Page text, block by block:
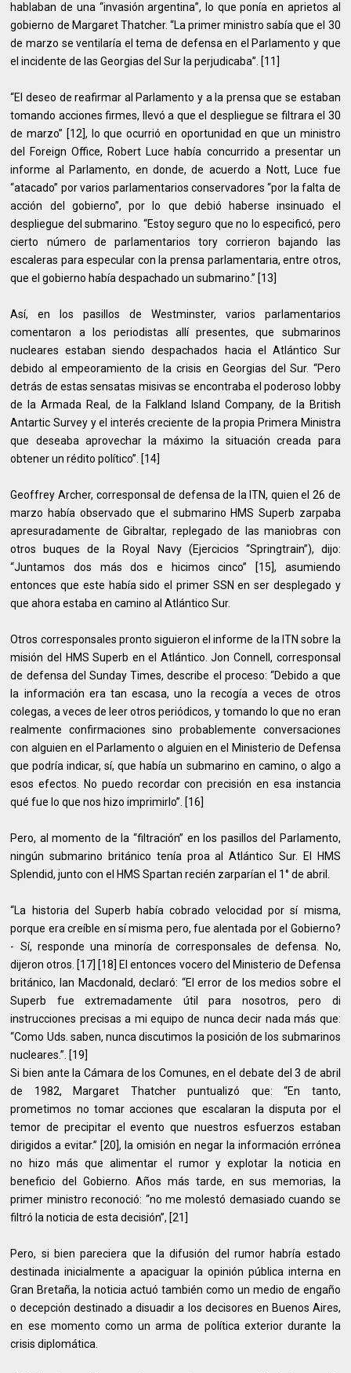
hablaban de una “invasión argentina”, lo que ponía en aprietos al
gobierno de Margaret Thatcher. “La primer ministro sabía que el 30
de marzo se ventilaría el tema de defensa en el Parlamento y que
el incidente de las Georgias del Sur la perjudicaba”. [11]
“El deseo de reafirmar al Parlamento y a la prensa que se estaban
tomando acciones firmes, llevó a que el despliegue se filtrara el 30
de marzo” [12], lo que ocurrió en oportunidad en que un ministro
del Foreign Office, Robert Luce había concurrido a presentar un
informe al Parlamento, en donde, de acuerdo a Nott, Luce fue
“atacado” por varios parlamentarios conservadores “por la falta de
acción del gobierno”, por lo que debió haberse insinuado el
despliegue del submarino. “Estoy seguro que no lo especificó, pero
cierto número de parlamentarios tory corrieron bajando las
escaleras para especular con la prensa parlamentaria, entre otros,
que el gobierno había despachado un submarino.” [13]
Así, en los pasillos de Westminster, varios parlamentarios
comentaron a los periodistas allí presentes, que submarinos
nucleares estaban siendo despachados hacia el Atlántico Sur
debido al empeoramiento de la crisis en Georgias del Sur. “Pero
detrás de estas sensatas misivas se encontraba el poderoso lobby
de la Armada Real, de la Falkland Island Company, de la British
Antartic Survey y el interés creciente de la propia Primera Ministra
que deseaba aprovechar la máximo la situación creada para
obtener un rédito político”. [14]
Geoffrey Archer, corresponsal de defensa de la ITN, quien el 26 de
marzo había observado que el submarino HMS Superb zarpaba
apresuradamente de Gibraltar, replegado de las maniobras con
otros buques de la Royal Navy (Ejercicios “Springtrain”), dijo:
“Juntamos dos más dos e hicimos cinco” [15], asumiendo
entonces que este había sido el primer SSN en ser desplegado y
que ahora estaba en camino al Atlántico Sur.
Otros corresponsales pronto siguieron el informe de la ITN sobre la
misión del HMS Superb en el Atlántico. Jon Connell, corresponsal
de defensa del Sunday Times, describe el proceso: “Debido a que
la información era tan escasa, uno la recogía a veces de otros
colegas, a veces de leer otros periódicos, y tomando lo que no eran
realmente confirmaciones sino probablemente conversaciones
con alguien en el Parlamento o alguien en el Ministerio de Defensa
que podría indicar, sí, que había un submarino en camino, o algo a
esos efectos. No puedo recordar con precisión en esa instancia
qué fue lo que nos hizo imprimirlo”. [16]
Pero, al momento de la “filtración” en los pasillos del Parlamento,
ningún submarino británico tenía proa al Atlántico Sur. El HMS
Splendid, junto con el HMS Spartan recién zarparían el 1° de abril.
“La historia del Superb había cobrado velocidad por sí misma,
porque era creíble en sí misma pero, fue alentada por el Gobierno?
- Sí, responde una minoría de corresponsales de defensa. No,
dijeron otros. [17] [18] El entonces vocero del Ministerio de Defensa
británico, Ian Macdonald, declaró: “El error de los medios sobre el
Superb fue extremadamente útil para nosotros, pero di
instrucciones precisas a mi equipo de nunca decir nada más que:
“Como Uds. saben, nunca discutimos la posición de los submarinos
nucleares.”. [19]
Si bien ante la Cámara de los Comunes, en el debate del 3 de abril
de 1982, Margaret Thatcher puntualizó que: “En tanto,
prometimos no tomar acciones que escalaran la disputa por el
temor de precipitar el evento que nuestros esfuerzos estaban
dirigidos a evitar.” [20], la omisión en negar la información errónea
no hizo más que alimentar el rumor y explotar la noticia en
beneficio del Gobierno. Años más tarde, en sus memorias, la
primer ministro reconoció: “no me molestó demasiado cuando se
filtró la noticia de esta decisión”, [21]
Pero, si bien pareciera que la difusión del rumor habría estado
destinada inicialmente a apaciguar la opinión pública interna en
Gran Bretaña, la noticia actuó también como un medio de engaño
o decepción destinado a disuadir a los decisores en Buenos Aires,
en ese momento como un arma de política exterior durante la
crisis diplomática.